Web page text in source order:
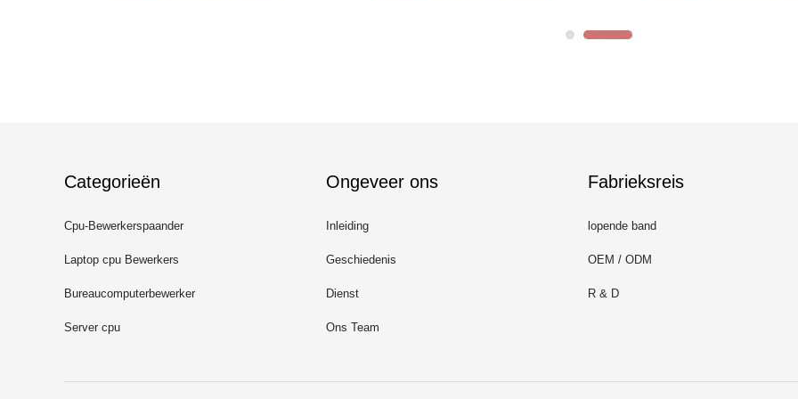
Categorieën
Cpu-Bewerkerspaander
Laptop cpu Bewerkers
Bureaucomputerbewerker
Server cpu
Ongeveer ons
Inleiding
Geschiedenis
Dienst
Ons Team
Fabrieksreis
lopende band
OEM / ODM
R & D